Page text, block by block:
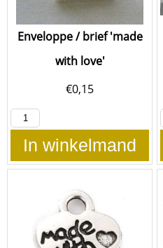
Enveloppe / brief 'made
with love'
€0,15
In winkelmand